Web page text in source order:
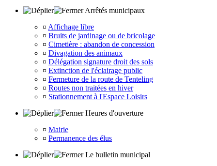
Arrêtés municipaux
¤ Affichage libre
¤ Bruits de jardinage ou de bricolage
¤ Cimetière : abandon de concession
¤ Divagation des animaux
¤ Délégation signature droit des sols
¤ Extinction de l'éclairage public
¤ Fermeture de la route de Tenteling
¤ Routes non traitées en hiver
¤ Stationnement à l'Espace Loisirs
Heures d'ouverture
¤ Mairie
¤ Permanence des élus
Le bulletin municipal